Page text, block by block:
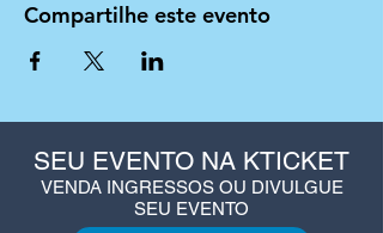
Compartilhe este evento
SEU EVENTO NA KTICKET
VENDA INGRESSOS OU DIVULGUE
SEU EVENTO